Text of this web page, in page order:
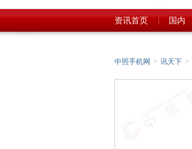
资讯首页 国内
中照手机网 > 讯天下 >